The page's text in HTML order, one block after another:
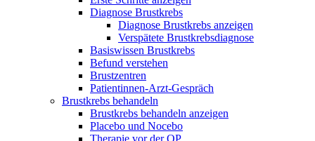
Diagnose Brustkrebs
Diagnose Brustkrebs anzeigen
Verspätete Brustkrebsdiagnose
Basiswissen Brustkrebs
Befund verstehen
Brustzentren
Patientinnen-Arzt-Gespräch
Brustkrebs behandeln
Brustkrebs behandeln anzeigen
Placebo und Nocebo
Therapie vor der OP